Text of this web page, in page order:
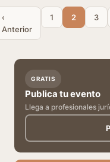
‹
Anterior
1 2 3
GRATIS
Publica tu evento
Llega a profesionales